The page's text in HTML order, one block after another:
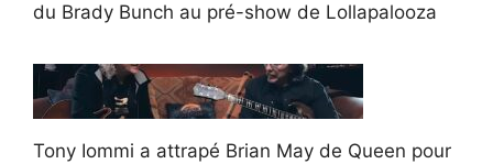
du Brady Bunch au pré-show de Lollapalooza
Tony Iommi a attrapé Brian May de Queen pour